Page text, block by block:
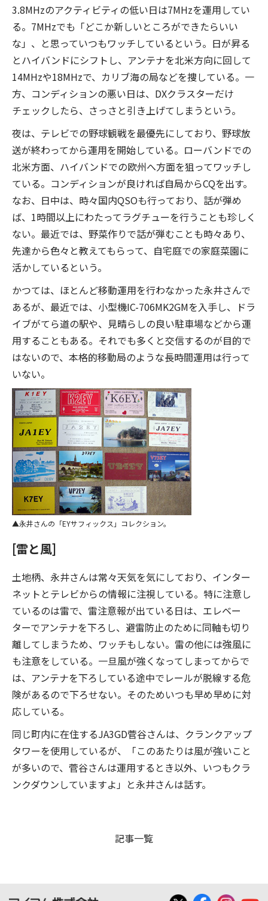
3.8MHzのアクティビティの低い日は7MHzを運用してい
る。7MHzでも「どこか新しいところができたらいい
な」、と思っていつもワッチしているという。日が昇る
とハイバンドにシフトし、アンテナを北米方向に回して
14MHzや18MHzで、カリブ海の局などを捜している。一
方、コンディションの悪い日は、DXクラスターだけ
チェックしたら、さっさと引き上げてしまうという。
夜は、テレビでの野球観戦を最優先にしており、野球放
送が終わってから運用を開始している。ローバンドでの
北米方面、ハイバンドでの欧州へ方面を狙ってワッチし
ている。コンディションが良ければ自局からCQを出す。
なお、日中は、時々国内QSOも行っており、話が弾め
ば、1時間以上にわたってラグチューを行うことも珍しく
ない。最近では、野菜作りで話が弾むことも時々あり、
先達から色々と教えてもらって、自宅庭での家庭菜園に
活かしているという。
かつては、ほとんど移動運用を行わなかった永井さんで
あるが、最近では、小型機IC-706MK2GMを入手し、ドラ
イブがてら道の駅や、見晴らしの良い駐車場などから運
用することもある。それでも多くと交信するのが目的で
はないので、本格的移動局のような長時間運用は行って
いない。
永井さんの「EYサフィックス」コレクション。
[雷と風]
土地柄、永井さんは常々天気を気にしており、インター
ネットとテレビからの情報に注視している。特に注意し
ているのは雷で、雷注意報が出ている日は、エレベー
ターでアンテナを下ろし、避雷防止のために同軸も切り
離してしまうため、ワッチもしない。雷の他には強風に
も注意をしている。一旦風が強くなってしまってからで
は、アンテナを下ろしている途中でレールが脱線する危
険があるので下ろせない。そのためいつも早め早めに対
応している。
同じ町内に在住するJA3GD菅谷さんは、クランクアップ
タワーを使用しているが、「このあたりは風が強いこと
が多いので、菅谷さんは運用するとき以外、いつもクラ
ンクダウンしていますよ」と永井さんは話す。
記事一覧